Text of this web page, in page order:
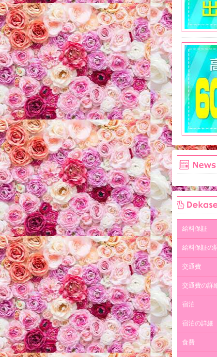
給料保証
給料保証の
交通費
交通費の詳
宿泊
宿泊の詳細
食費